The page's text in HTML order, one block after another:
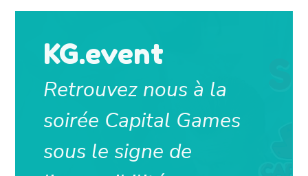
KG.event
Retrouvez nous à la
soirée Capital Games
sous le signe de